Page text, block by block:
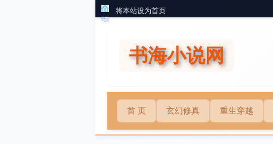
将本站设为首页
书海小说网
首 页 玄幻修真 重生穿越